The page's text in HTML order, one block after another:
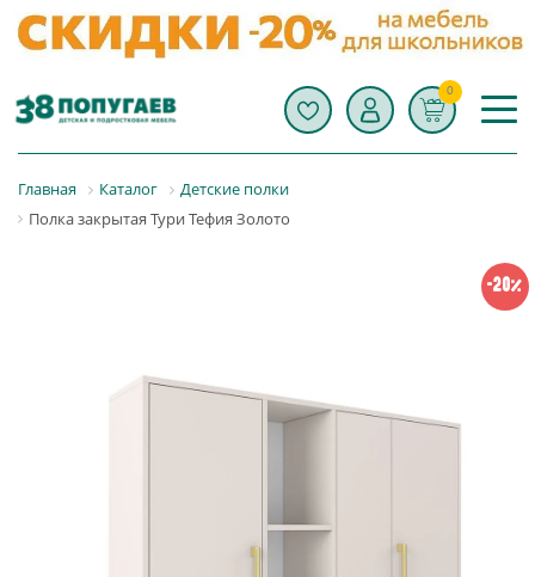
0
Главная Каталог
Детские полки
Полка закрытая Тури Тефия Золото
-20%